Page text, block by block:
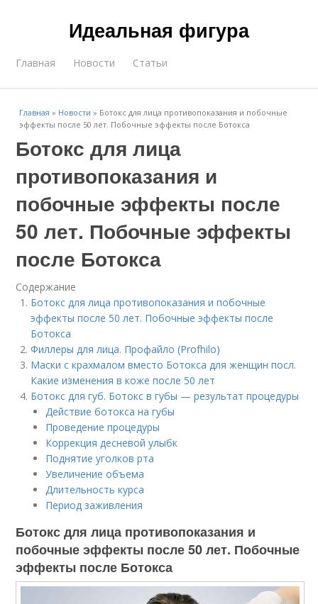
Идеальная фигура
Главная Новости Статьи
Главная » Новости » Ботокс для лица противопоказания и побочные
эффекты после 50 лет. Побочные эффекты после Ботокса
Ботокс для лица
противопоказания и
побочные эффекты после
50 лет. Побочные эффекты
после Ботокса
Содержание
Ботокс для лица противопоказания и побочные
эффекты после 50 лет. Побочные эффекты после
Ботокса
Филлеры для лица. Профайло (Profhilo)
Маски с крахмалом вместо Ботокса для женщин посл.
Какие изменения в коже после 50 лет
Ботокс для губ. Ботокс в губы — результат процедуры
Действие ботокса на губы
Проведение процедуры
Коррекция десневой улыбк
Поднятие уголков рта
Увеличение объема
Длительность курса
Период заживления
Ботокс для лица противопоказания и
побочные эффекты после 50 лет. Побочные
эффекты после Ботокса